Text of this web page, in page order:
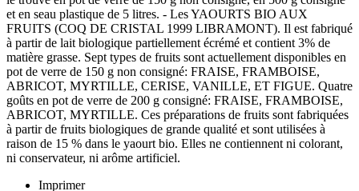
et en seau plastique de 5 litres. - Les YAOURTS BIO AUX
FRUITS (COQ DE CRISTAL 1999 LIBRAMONT). Il est fabriqué
à partir de lait biologique partiellement écrémé et contient 3% de
matière grasse. Sept types de fruits sont actuellement disponibles en
pot de verre de 150 g non consigné: FRAISE, FRAMBOISE,
ABRICOT, MYRTILLE, CERISE, VANILLE, ET FIGUE. Quatre
goûts en pot de verre de 200 g consigné: FRAISE, FRAMBOISE,
ABRICOT, MYRTILLE. Ces préparations de fruits sont fabriquées
à partir de fruits biologiques de grande qualité et sont utilisées à
raison de 15 % dans le yaourt bio. Elles ne contiennent ni colorant,
ni conservateur, ni arôme artificiel.
Imprimer